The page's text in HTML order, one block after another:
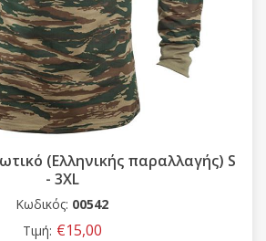
Στρατού Μπλε
Κωδικός:00654-1
Τιμή: €15,00